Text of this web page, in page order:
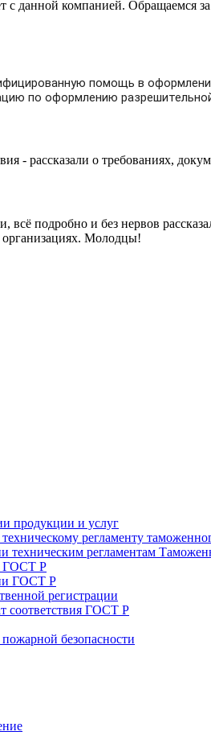
с данной компанией. Обращаемся
помощь в
по оформлению
- рассказали о требованиях,
всё подробно и без нервов
организациях. Молодцы!
продукции и услуг
регламенту
техническим регламентам
ГОСТ Р
ГОСТ Р
регистрации
соответствия ГОСТ Р
безопасности